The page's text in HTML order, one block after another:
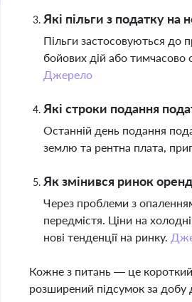
Які пільги з податку
Пільги застосовуються до
бойових дій або тимчасово
Джерело
Які строки подання
Останній день подання
землю та рентна плата,
Як змінився ринок
Через проблеми з
передмістя. Ціни на
нові тенденції на ринку.
Кожне з питань — це
розширений підсумок за добу